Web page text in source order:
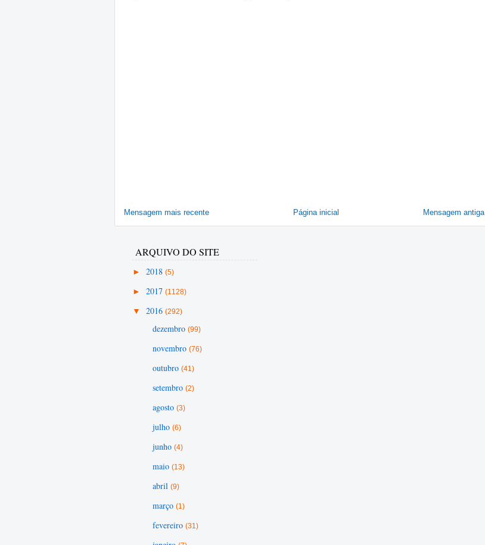
Mensagem mais recente Mensagem antiga
Página inicial
ARQUIVO DO SITE
► 2018 (5)
► 2017 (1128)
▼ 2016 (292)
dezembro (99)
novembro (76)
outubro (41)
setembro (2)
agosto (3)
julho (6)
junho (4)
maio (13)
abril (9)
março (1)
fevereiro (31)